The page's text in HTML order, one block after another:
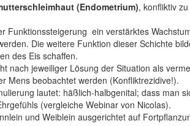
(Endometrium), konfliktiv
Funktionssteigerung ­ ein verstärktes
Die weitere Funktion dieser Schichte
des Eis schaffen.
nach jeweiliger Lösung der Situation als
Mens beobachtet werden (Konfliktrezidive!).
lautet: häßlich-halbgenital; dass man
(vergleiche Webinar von Nicolas).
und Weiblein ausgerichtet auf